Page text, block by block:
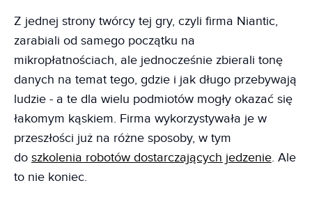
Z jednej strony twórcy tej gry, czyli firma Niantic,
zarabiali od samego początku na
mikropłatnościach, ale jednocześnie zbierali tonę
danych na temat tego, gdzie i jak długo przebywają
ludzie - a te dla wielu podmiotów mogły okazać się
łakomym kąskiem. Firma wykorzystywała je w
przeszłości już na różne sposoby, w tym
do szkolenia robotów dostarczających jedzenie. Ale
to nie koniec.